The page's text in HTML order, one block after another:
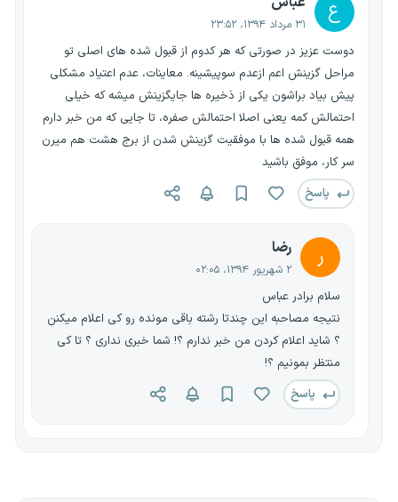
ع ۳۱ مرداد ۱۳۹۴، ۲۳:۵۲
دوست عزیز در صورتی که هر کدوم از قبول شده های اصلی تو
مراحل گزینش اعم ازعدم سوپیشینه. معاینات، عدم اعتیاد مشکلی
پیش بیاد براشون یکی از ذخیره ها جایگزینش میشه که خیلی
احتمالش کمه یعنی اصلا احتمالش صفره، تا جایی که من خبر دارم
همه قبول شده ها با موفقیت گزینش شدن از برج هشت هم میرن
سر کار، موفق باشید
پاسخ
ر رضا
۲ شهریور ۱۳۹۴، ۰۲:۰۵
سلام برادر عباس
نتیجه مصاحبه این چندتا رشته باقی مونده رو کی اعلام میکنن
؟ شاید اعلام کردن من خبر ندارم ؟! شما خبری نداری ؟ تا کی
منتظر بمونیم ؟!
پاسخ